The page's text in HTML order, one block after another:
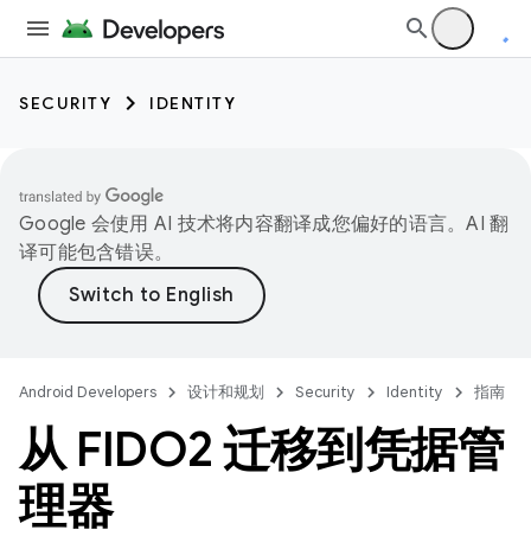
SECURITY IDENTITY
Google 会使用 AI 技术将内容翻译成您偏好的语言。AI 翻
译可能包含错误。
Android Developers 设计和规划 Security Identity 指南
从 FIDO2 迁移到凭据管
理器